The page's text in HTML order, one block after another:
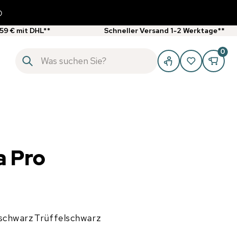
€ mit DHL** Schneller Versand 1-2 Werktage**
0
Pro
Trüffelschwarz